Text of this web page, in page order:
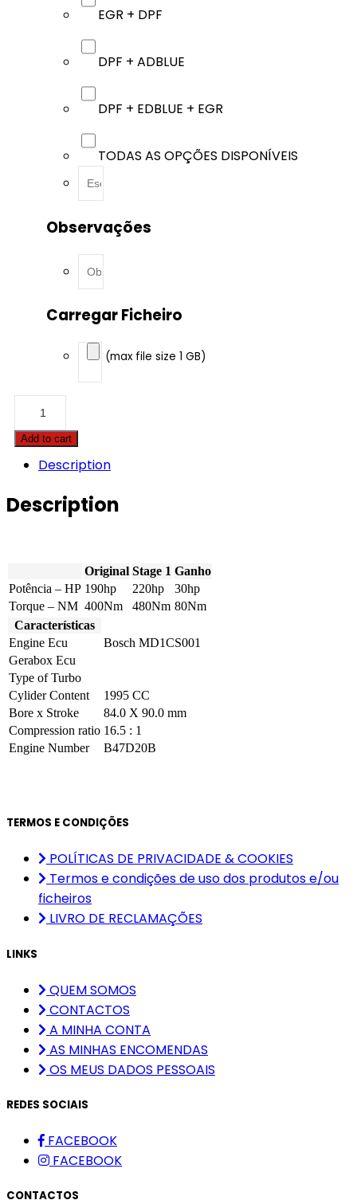
EGR + DPF
DPF + ADBLUE
DPF + EDBLUE + EGR
TODAS AS OPÇÕES DISPONÍVEIS
Observações
Carregar Ficheiro
(max file size 1 GB)
3
serie
320d
quantity
Add to cart
Description
Description
Original Stage 1 Ganho
Potência – HP 190hp 220hp
30hp
Torque – NM 400Nm 480Nm 80Nm
Características
Engine Ecu
Bosch MD1CS001
Gerabox Ecu
Type of Turbo
Cylider Content
1995 CC
Bore x Stroke
84.0 X 90.0 mm
Compression ratio 16.5 : 1
Engine Number
B47D20B
TERMOS E CONDIÇÕES
POLÍTICAS DE PRIVACIDADE & COOKIES
Termos e condições de uso dos produtos e/ou
ficheiros
LIVRO DE RECLAMAÇÕES
LINKS
QUEM SOMOS
CONTACTOS
A MINHA CONTA
AS MINHAS ENCOMENDAS
OS MEUS DADOS PESSOAIS
REDES SOCIAIS
FACEBOOK
FACEBOOK
CONTACTOS